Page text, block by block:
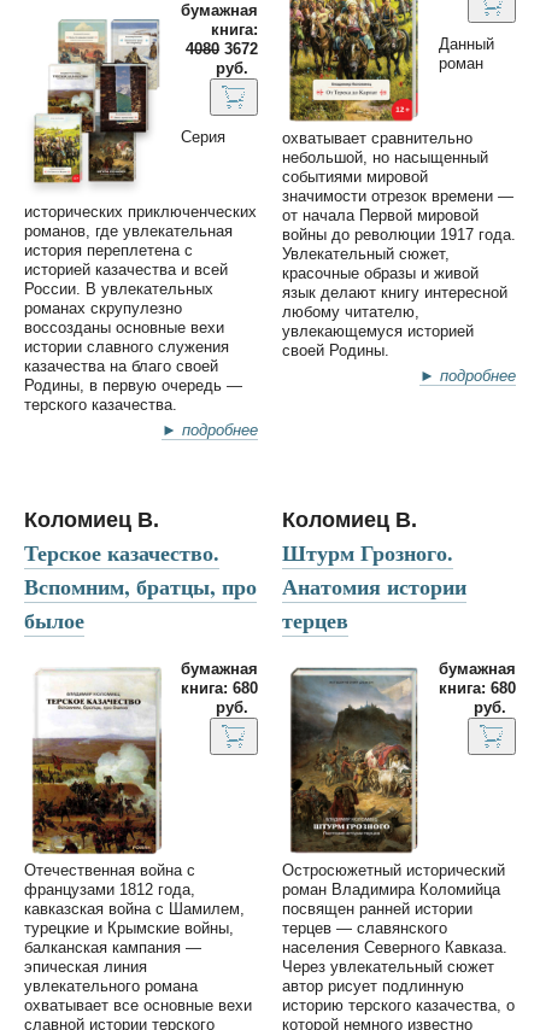
бумажная
книга:
4080 3672
руб.
Серия
исторических приключенческих
романов, где увлекательная
история переплетена с
историей казачества и всей
России. В увлекательных
романах скрупулезно
воссозданы основные вехи
истории славного служения
казачества на благо своей
Родины, в первую очередь —
терского казачества.
► подробнее
Данный
роман
охватывает сравнительно
небольшой, но насыщенный
событиями мировой
значимости отрезок времени —
от начала Первой мировой
войны до революции 1917 года.
Увлекательный сюжет,
красочные образы и живой
язык делают книгу интересной
любому читателю,
увлекающемуся историей
своей Родины.
► подробнее
Коломиец В.
Терское казачество.
Вспомним, братцы, про
былое
бумажная
книга: 680
руб.
Отечественная война с
французами 1812 года,
кавказская война с Шамилем,
турецкие и Крымские войны,
балканская кампания —
эпическая линия
увлекательного романа
охватывает все основные вехи
славной истории терского
Коломиец В.
Штурм Грозного.
Анатомия истории
терцев
бумажная
книга: 680
руб.
Остросюжетный исторический
роман Владимира Коломийца
посвящен ранней истории
терцев — славянского
населения Северного Кавказа.
Через увлекательный сюжет
автор рисует подлинную
историю терского казачества, о
которой немного известно